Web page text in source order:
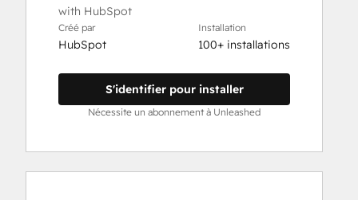
with HubSpot
Créé par
HubSpot
Installation
100+ installations
S'identifier pour installer
Nécessite un abonnement à Unleashed